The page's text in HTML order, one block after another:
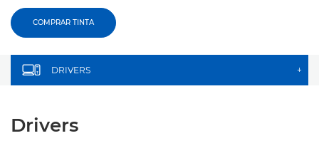
COMPRAR TINTA
DRIVERS +
Drivers